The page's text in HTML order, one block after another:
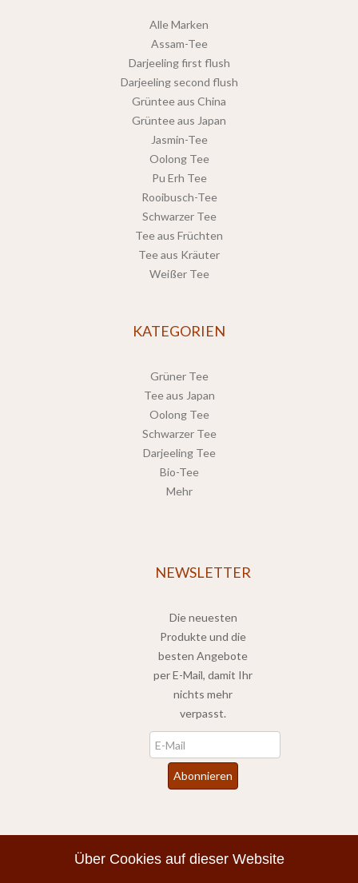
Alle Marken
Assam-Tee
Darjeeling first flush
Darjeeling second flush
Grüntee aus China
Grüntee aus Japan
Jasmin-Tee
Oolong Tee
Pu Erh Tee
Rooibusch-Tee
Schwarzer Tee
Tee aus Früchten
Tee aus Kräuter
Weißer Tee
KATEGORIEN
Grüner Tee
Tee aus Japan
Oolong Tee
Schwarzer Tee
Darjeeling Tee
Bio-Tee
Mehr
NEWSLETTER
Die neuesten
Produkte und die
besten Angebote
per E-Mail, damit Ihr
nichts mehr
verpasst.
Abonnieren
Über Cookies auf dieser Website